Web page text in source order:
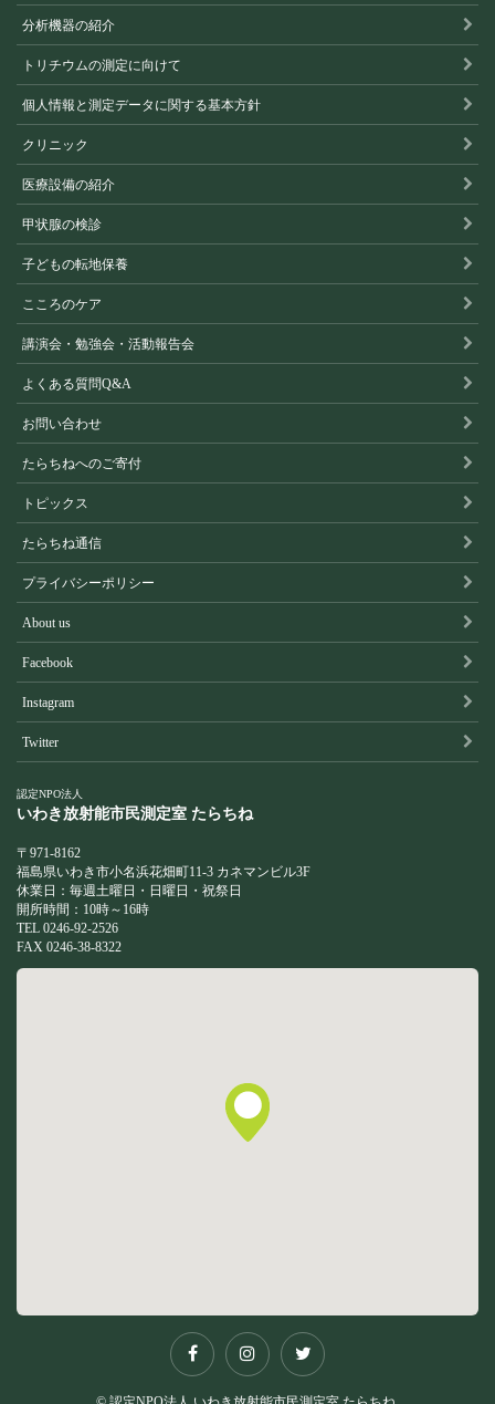
分析機器の紹介
トリチウムの測定に向けて
個人情報と測定データに関する基本方針
クリニック
医療設備の紹介
甲状腺の検診
子どもの転地保養
こころのケア
講演会・勉強会・活動報告会
よくある質問Q&A
お問い合わせ
たらちねへのご寄付
トピックス
たらちね通信
プライバシーポリシー
About us
Facebook
Instagram
Twitter
認定NPO法人
いわき放射能市民測定室 たらちね
〒971-8162
福島県いわき市小名浜花畑町11-3 カネマンビル3F
休業日：毎週土曜日・日曜日・祝祭日
開所時間：10時～16時
TEL 0246-92-2526
FAX 0246-38-8322